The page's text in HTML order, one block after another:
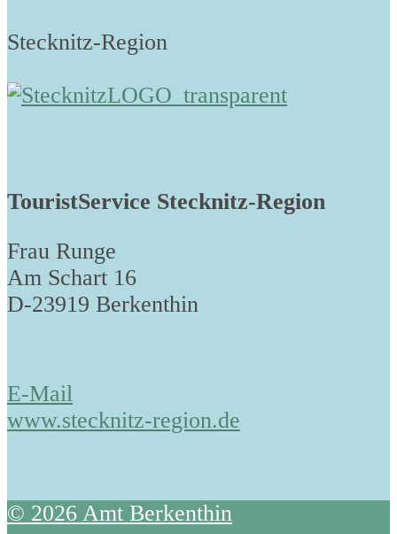
Stecknitz-Region
TouristService Stecknitz-Region
Frau Runge
Am Schart 16
D-23919 Berkenthin
E-Mail
www.stecknitz-region.de
© 2026 Amt Berkenthin